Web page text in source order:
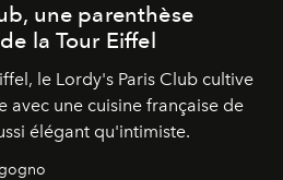
une parenthèse
la Tour Eiffel
le Lordy's Paris Club cultive
avec une cuisine française de
élégant qu'intimiste.